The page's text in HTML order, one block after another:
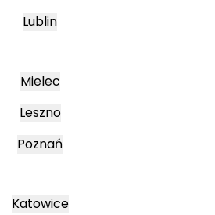
Lublin
Mielec
Leszno
Poznań
Katowice